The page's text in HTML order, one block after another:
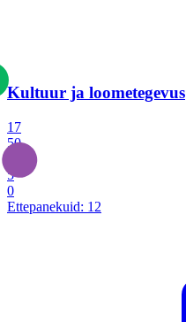
Kultuur ja loometegevus
17
50
5
0
Ettepanekuid: 12